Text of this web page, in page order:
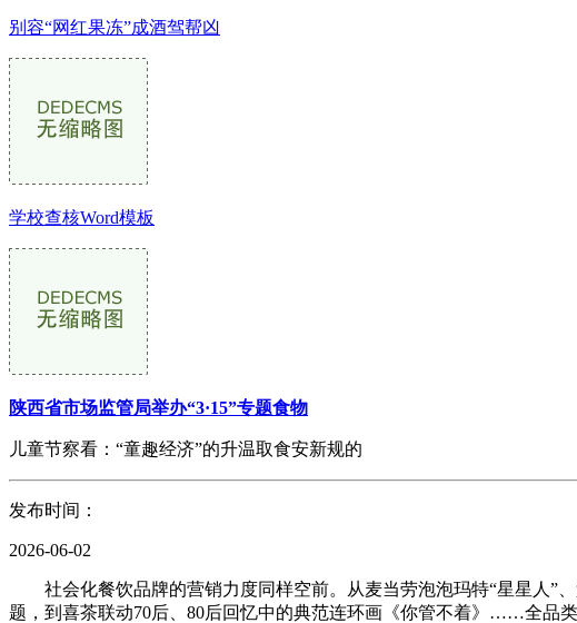
别容“网红果冻”成酒驾帮凶
学校查核Word模板
陕西省市场监管局举办“3·15”专题食物
儿童节察看：“童趣经济”的升温取食安新规的
发布时间：
2026-06-02
社会化餐饮品牌的营销力度同样空前。从麦当劳泡泡玛特“星星人”、
题，到喜茶联动70后、80后回忆中的典范连环画《你管不着》……全品